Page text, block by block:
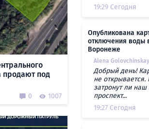
продают под
0 1007
19:29 Сегодня
Опубликована
отключения воды
Воронеже
Alena
Добрый день!
не открывается.
затронут ли наш
проспект...
19:27 Сегодня